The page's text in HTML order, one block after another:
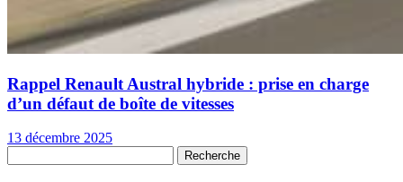
Rappel Renault Austral hybride : prise en charge
d’un défaut de boîte de vitesses
13 décembre 2025